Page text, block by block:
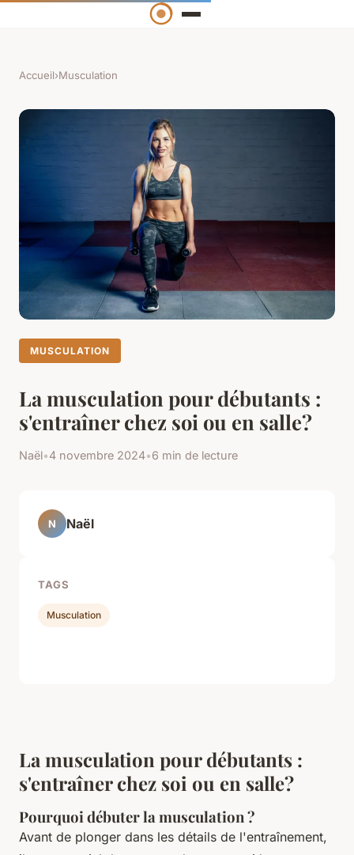
Accueil›Musculation
MUSCULATION
La musculation pour débutants :
s'entraîner chez soi ou en salle?
Naël•4 novembre 2024•6 min de lecture
La musculation pour débutants :
s'entraîner chez soi ou en salle?
Pourquoi débuter la musculation ?
Avant de plonger dans les détails de l'entraînement,
N Naël
TAGS
Musculation